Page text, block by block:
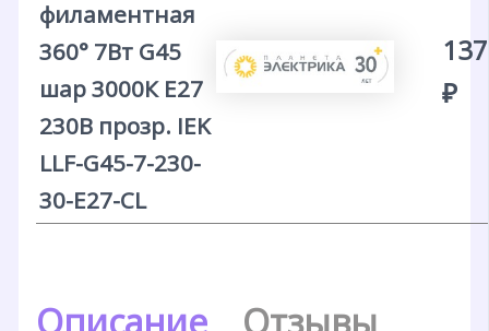
филаментная
360° 7Вт G45
шар 3000К E27
230В прозр. IEK
LLF-G45-7-230-
30-E27-CL
₽
Описание
Отзывы